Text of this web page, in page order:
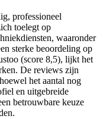
professioneel
toelegt op
waaronder
sterke beoordeling op
(score 8,5), lijkt het
De reviews zijn
het aantal nog
en uitgebreide
betrouwbare keuze